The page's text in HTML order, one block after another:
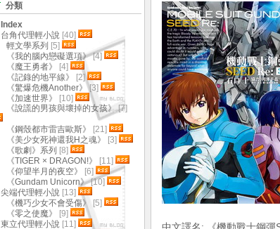
分類
Index
台角代理輕小說 [40]
輕文學系列 [5]
《我的腦內戀礙選項》[4]
《魔王勇者》
[4]
《記錄的地平線》
[2]
《驚爆危機Another》[3]
《加速世界》
[10]
《說謊的男孩與壞掉的女孩》[7]
《鋼殼都市雷吉歐斯》
[21]
《美少女死神還我H之魂》
[3]
《歌劇》系列 [8]
《TIGER × DRAGON!》
[11]
《仰望半月的夜空》
[6]
《Gundam Unicorn》[10]
尖端代理輕小說 [13]
《機巧少女不會受傷》
[5]
《零之使魔》
[9]
東立代理輕小說 [11]